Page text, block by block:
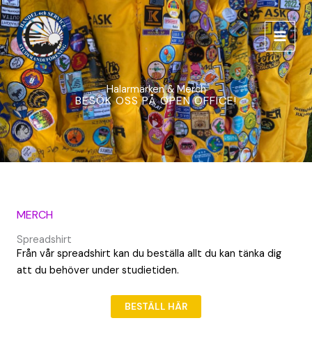
Skip
to
content
Halarmärken & Merch
BESÖK OSS PÅ OPEN OFFICE!
MERCH
Spreadshirt
Från vår spreadshirt kan du beställa allt du kan tänka dig
att du behöver under studietiden.
BESTÄLL HÄR